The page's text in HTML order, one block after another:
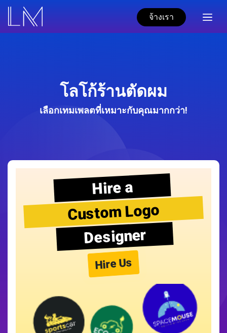
จ้างเรา
โลโก้ร้านตัดผม
เลือกเทมเพลตที่เหมาะกับคุณมากกว่า!
Hire a
Custom Logo
Designer
Hire Us